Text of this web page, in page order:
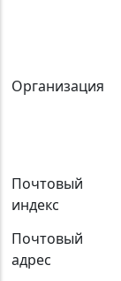
Организация
Почтовый
индекс
Почтовый
адрес